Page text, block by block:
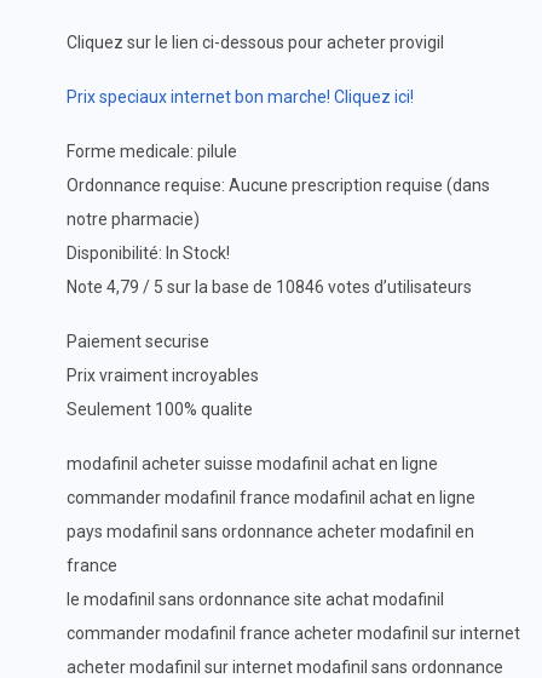
Cliquez sur le lien ci-dessous pour acheter provigil
Prix speciaux internet bon marche! Cliquez ici!
Forme medicale: pilule
Ordonnance requise: Aucune prescription requise (dans
notre pharmacie)
Disponibilité: In Stock!
Note 4,79 / 5 sur la base de 10846 votes d’utilisateurs
Paiement securise
Prix vraiment incroyables
Seulement 100% qualite
modafinil acheter suisse modafinil achat en ligne
commander modafinil france modafinil achat en ligne
pays modafinil sans ordonnance acheter modafinil en
france
le modafinil sans ordonnance site achat modafinil
commander modafinil france acheter modafinil sur internet
acheter modafinil sur internet modafinil sans ordonnance